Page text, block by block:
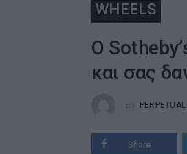
WHEELS
Ο
και σας
Share